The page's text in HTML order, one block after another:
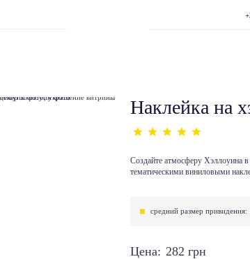
Наклейка на
Создайте атмосферу Хэллоуина
тематическими виниловыми
средний размер привидения:
Цена: 282 грн